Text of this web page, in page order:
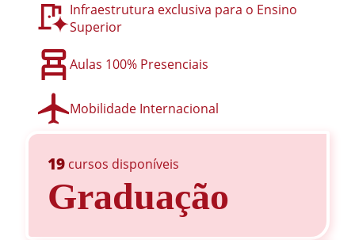
Infraestrutura exclusiva para o Ensino
Superior
Aulas 100% Presenciais
Mobilidade Internacional
19 cursos disponíveis
Graduação